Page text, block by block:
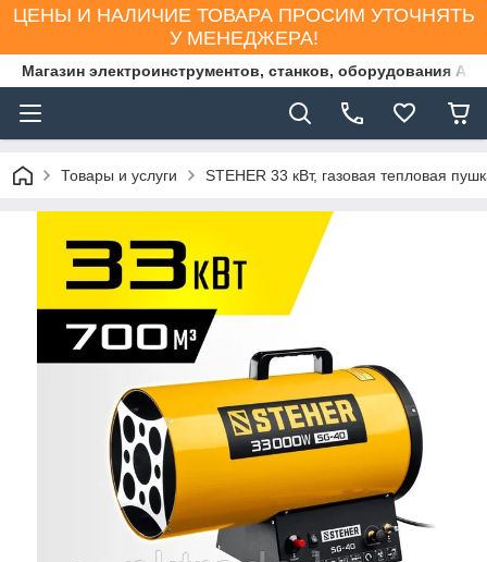
ЦЕНЫ И НАЛИЧИЕ ТОВАРА ПРОСИМ УТОЧНЯТЬ
У МЕНЕДЖЕРА!
Магазин электроинструментов, станков, оборудования
Товары и услуги STEHER 33 кВт, газовая тепловая